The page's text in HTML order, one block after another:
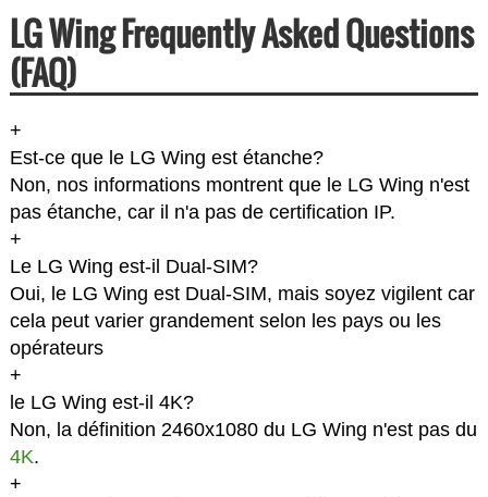
LG Wing Frequently Asked Questions
(FAQ)
+
Est-ce que le LG Wing est étanche?
Non, nos informations montrent que le LG Wing n'est
pas étanche, car il n'a pas de certification IP.
+
Le LG Wing est-il Dual-SIM?
Oui, le LG Wing est Dual-SIM, mais soyez vigilent car
cela peut varier grandement selon les pays ou les
opérateurs
+
le LG Wing est-il 4K?
Non, la définition 2460x1080 du LG Wing n'est pas du
4K.
+